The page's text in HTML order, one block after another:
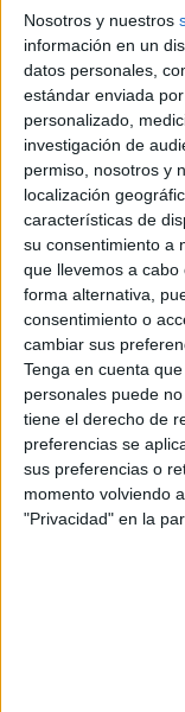
Nosotros y nuestros
información en un
datos personales,
estándar enviada
personalizado,
investigación de
permiso, nosotros y
localización
características de
su consentimiento a
que llevemos a
forma alternativa,
consentimiento o
cambiar sus
Tenga en cuenta
personales puede
tiene el derecho de
preferencias se
sus preferencias o
momento volviendo
"Privacidad" en la
Sobre ti
Soy:*
Chico
Chica
¿En qué año
Soy estudiante
Términos y
Aceptolos